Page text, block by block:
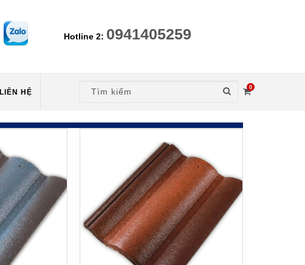
Hotline 2: 0941405259
LIÊN HỆ
0